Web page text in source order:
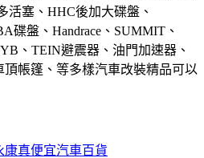
活塞、HHC後加大碟盤、
碟盤、Handrace、SUMMIT、
、TEIN避震器、油門加速器、
帳篷、等多樣汽車改裝精品可以
康真便宜汽車百貨